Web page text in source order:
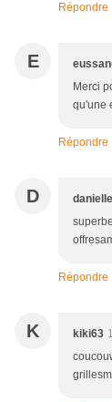
Répondre
E
Merci
qu'une
Répondre
D
Répondre
K kiki63